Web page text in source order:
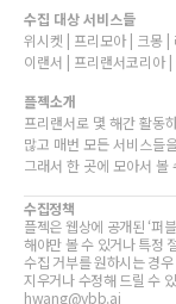
수집 대상 서비스들
위시켓 | 프리모아 | 크몽
이랜서 | 프리랜서코리아
플젝소개
프리랜서로 몇 해간 활동
많고 매번 모든 서비스들
그래서 한 곳에 모아서 볼
수집정책
플젝은 웹상에 공개된 ‘퍼
해야만 볼 수 있거나 특정
수집 거부를 원하시는 경
지우거나 수정해 드릴 수
hwang@ybb.ai